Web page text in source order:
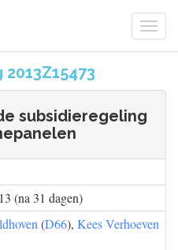
subsidieregeling
(na 31 dagen)
(D66), Kees Verhoeven